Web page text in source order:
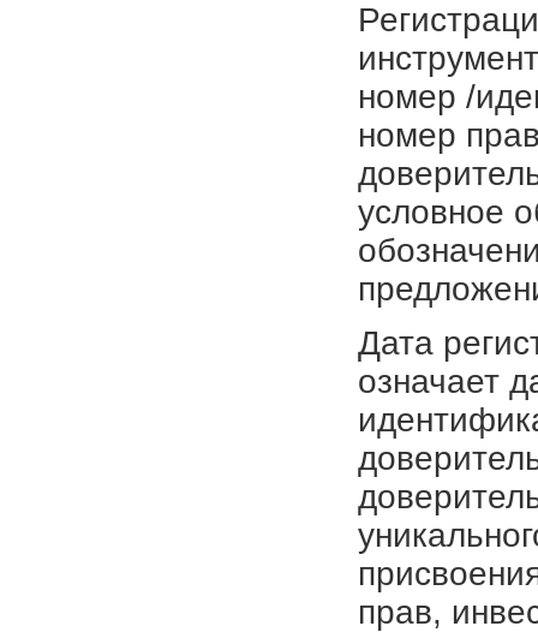
номер /
номер
условное
Дата
означает
прав,